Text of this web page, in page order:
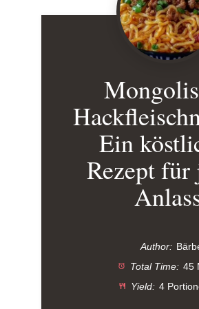
Ein
Rezept für
Author:
Total Time: 45
Yield: 4